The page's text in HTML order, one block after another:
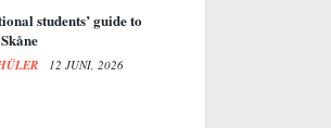
students’ guide to
12 JUNI, 2026